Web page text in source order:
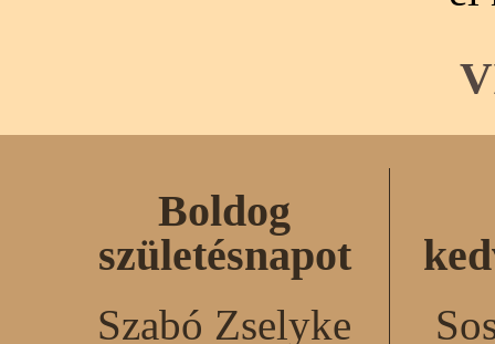
Boldog
születésnapot
Szabó Zselyke